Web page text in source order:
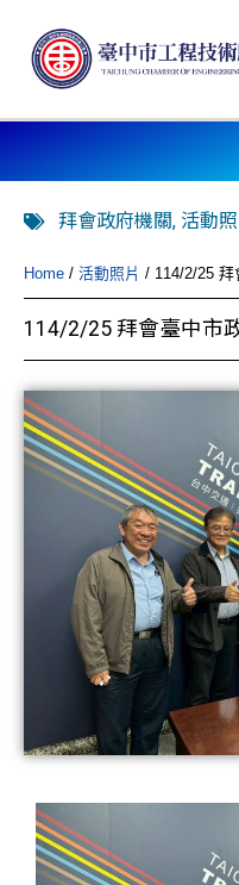
拜會政府機關, 活動
Home / 活動照片 / 114/2/25 拜
114/2/25 拜會臺中市